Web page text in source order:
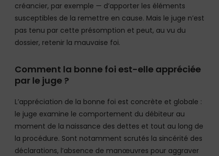
créancier, par exemple — d’apporter les éléments
susceptibles de la remettre en cause. Mais le juge n’est
pas tenu par cette présomption et peut, au vu du
dossier, retenir la mauvaise foi.
Comment la bonne foi est-elle appréciée
par le juge ?
L’appréciation de la bonne foi est concrète et globale :
le juge examine le comportement du débiteur au
moment de la naissance des dettes et tout au long de
la procédure. Sont notamment scrutés la sincérité des
déclarations, l’absence de manœuvres pour aggraver